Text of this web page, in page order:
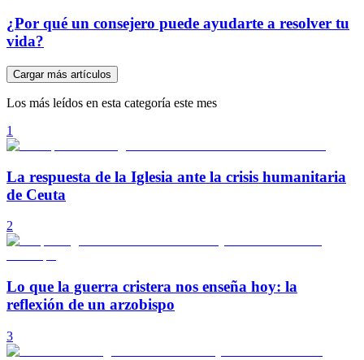
¿Por qué un consejero puede ayudarte a resolver tu
vida?
Cargar más artículos
Los más leídos en esta categoría este mes
1
La respuesta de la Iglesia ante la crisis humanitaria
de Ceuta
2
Lo que la guerra cristera nos enseña hoy: la
reflexión de un arzobispo
3